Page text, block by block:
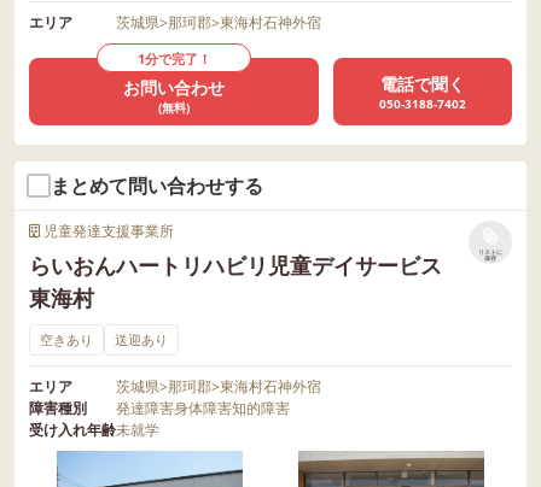
エリア 茨城県>那珂郡>東海村石神外宿
1分で完了！
お問い合わせ
(無料)
電話で聞く
050-3188-7402
まとめて問い合わせする
児童発達支援事業所
らいおんハートリハビリ児童デイサービス
東海村
リストに
保存
空きあり 送迎あり
エリア 茨城県>那珂郡>東海村石神外宿
障害種別
発達障害身体障害知的障害
受け入れ年齢未就学